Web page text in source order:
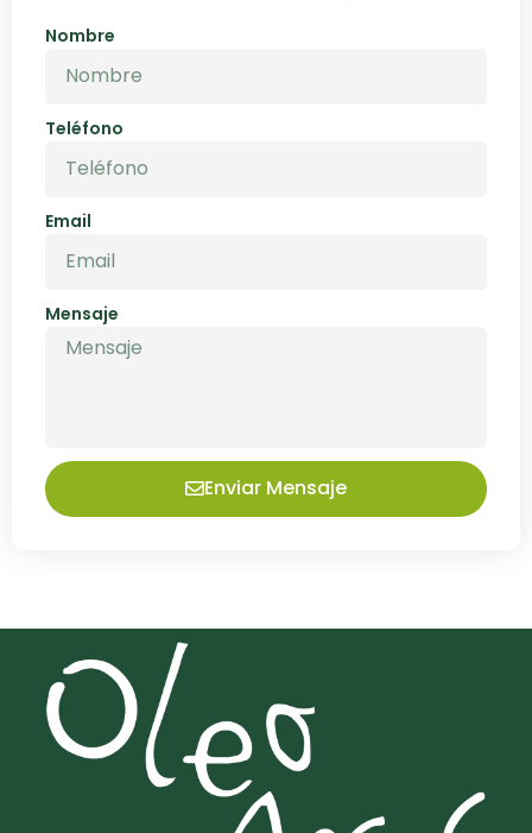
Nombre
Teléfono
Email
Mensaje
Enviar Mensaje